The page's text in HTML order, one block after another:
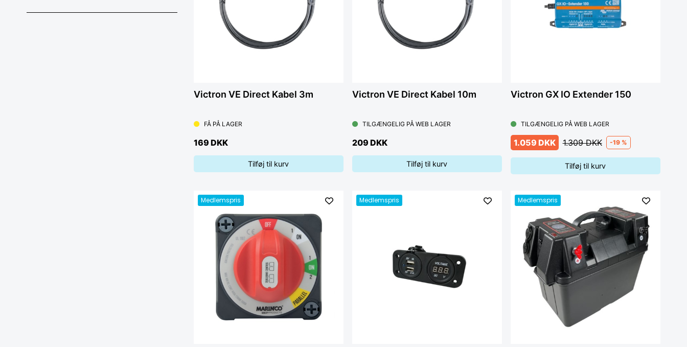
Victron VE Direct Kabel 3m
FÅ PÅ LAGER
169 DKK
Tilføj til kurv
Victron VE Direct Kabel 10m
TILGÆNGELIG PÅ WEB LAGER
209 DKK
Tilføj til kurv
Victron GX IO Extender 150
TILGÆNGELIG PÅ WEB LAGER
1.059 DKK 1.309 DKK -19 %
Tilføj til kurv
Medlemspris Medlemspris Medlemspris